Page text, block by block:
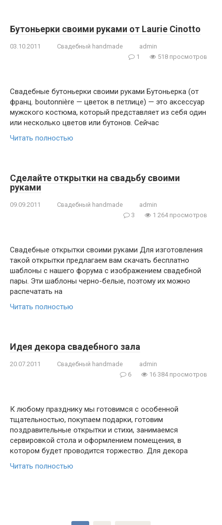
Бутоньерки своими руками от Laurie Cinotto
03.10.2011 Свадебный handmade
admin
1
518 просмотров
Свадебные бутоньерки своими руками Бутоньерка (от
франц. boutonnière — цветок в петлице) — это аксессуар
мужского костюма, который представляет из себя один
или несколько цветов или бутонов. Сейчас
Читать полностью
Сделайте открытки на свадьбу своими
руками
09.09.2011 Свадебный handmade
admin
3
1 264 просмотров
Свадебные открытки своими руками Для изготовления
такой открытки предлагаем вам скачать бесплатно
шаблоны с нашего форума с изображением свадебной
пары. Эти шаблоны черно-белые, поэтому их можно
распечатать на
Читать полностью
Идея декора свадебного зала
20.07.2011 Свадебный handmade
admin
6
16 384 просмотров
К любому празднику мы готовимся с особенной
тщательностью, покупаем подарки, готовим
поздравительные открытки и стихи, занимаемся
сервировкой стола и оформлением помещения, в
котором будет проводится торжество. Для декора
Читать полностью